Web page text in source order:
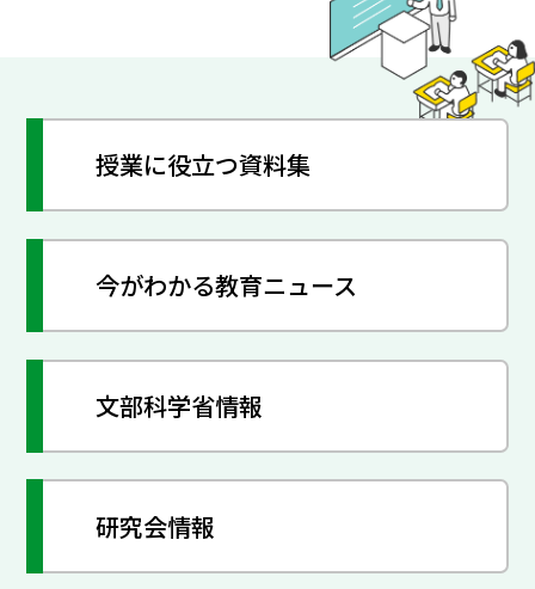
授業に役立つ資料集
今がわかる教育ニュース
文部科学省情報
研究会情報